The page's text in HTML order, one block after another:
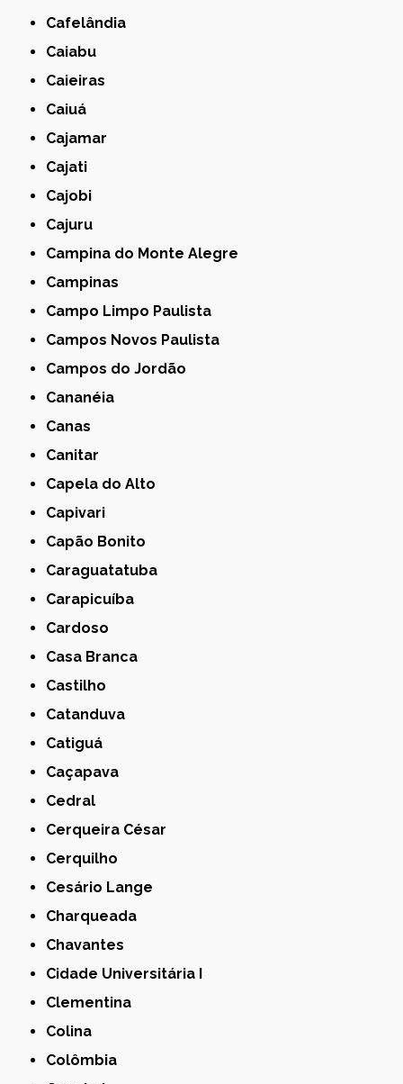
Cafelândia
Caiabu
Caieiras
Caiuá
Cajamar
Cajati
Cajobi
Cajuru
Campina do Monte Alegre
Campinas
Campo Limpo Paulista
Campos Novos Paulista
Campos do Jordão
Cananéia
Canas
Canitar
Capela do Alto
Capivari
Capão Bonito
Caraguatatuba
Carapicuíba
Cardoso
Casa Branca
Castilho
Catanduva
Catiguá
Caçapava
Cedral
Cerqueira César
Cerquilho
Cesário Lange
Charqueada
Chavantes
Cidade Universitária I
Clementina
Colina
Colômbia